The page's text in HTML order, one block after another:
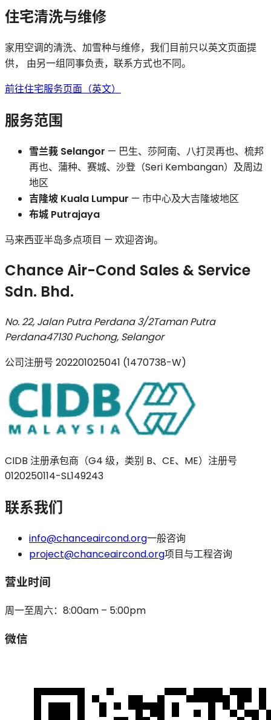
住宅清洗与维修
家用空调的清洗、加雪种与维修，我们目前只以英文页面提
供， 由另一组同事负责，联系方式也不同。
前往住宅服务页面（英文）
服务范围
雪兰莪 Selangor — 巴生、莎阿南、八打灵再也、梳邦
再也、蒲种、赛城、沙登（Seri Kembangan）及周边
地区
吉隆坡 Kuala Lumpur — 市中心及大吉隆坡地区
布城 Putrajaya
马来西亚半岛多点项目 — 欢迎咨询。
Chance Air-Cond Sales & Service
Sdn. Bhd.
No. 22, Jalan Putra Perdana 3/2Taman Putra
Perdana47130 Puchong, Selangor
公司注册号 202201025041 (1470738-W)
CIDB 注册承包商（G4 级，类别 B、CE、ME） 注册号
0120250114-SL149243
联系我们
info@chanceaircond.org一般咨询
project@chanceaircond.org项目与工程咨询
营业时间
周一至周六：8:00am – 5:00pm
微信